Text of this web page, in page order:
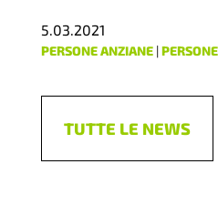
5.03.2021
PERSONE ANZIANE|
TUTTE LE NEWS